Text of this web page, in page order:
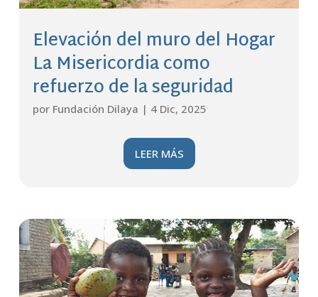
Elevación del muro del Hogar
La Misericordia como
refuerzo de la seguridad
por Fundación Dilaya | 4 Dic, 2025
LEER MÁS